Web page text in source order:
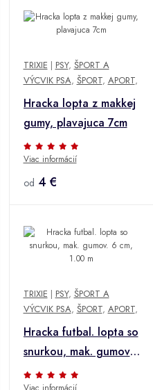
TRIXIE | PSY, ŠPORT A
VÝCVIK PSA, ŠPORT, APORT,
Hracka lopta z makkej
gumy, plavajuca 7cm
Viac informácií
od 4 €
TRIXIE | PSY, ŠPORT A
VÝCVIK PSA, ŠPORT, APORT,
Hracka futbal. lopta so
snurkou, mak. gumov.
6 cm, 1.00 m